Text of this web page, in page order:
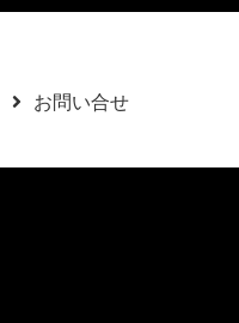
お問い合せ